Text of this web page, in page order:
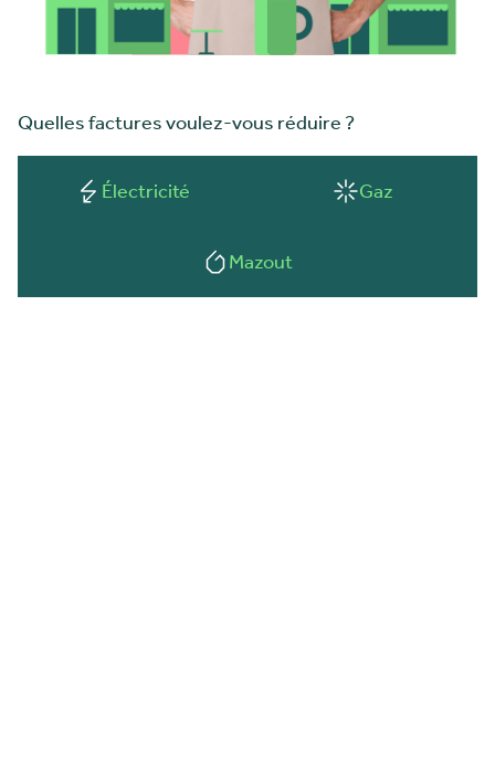
Quelles factures voulez-vous réduire ?
Électricité Gaz
Mazout